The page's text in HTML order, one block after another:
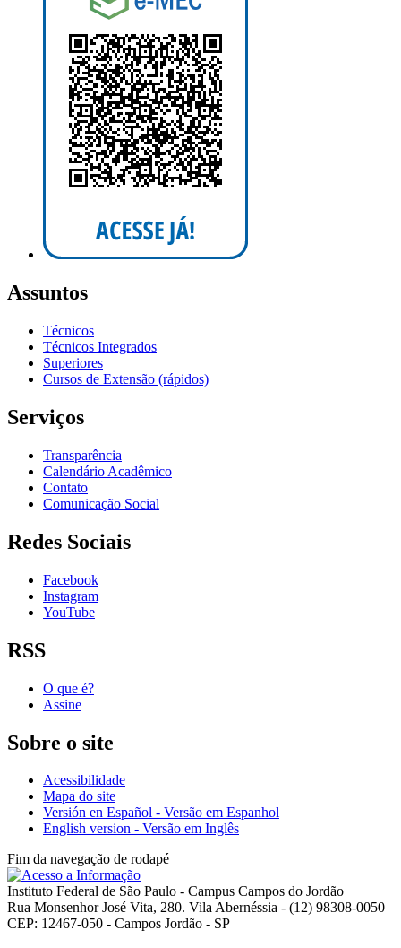
Assuntos
Técnicos
Técnicos Integrados
Superiores
Cursos de Extensão (rápidos)
Serviços
Transparência
Calendário Acadêmico
Contato
Comunicação Social
Redes Sociais
Facebook
Instagram
YouTube
RSS
O que é?
Assine
Sobre o site
Acessibilidade
Mapa do site
Versión en Español - Versão em Espanhol
English version - Versão em Inglês
Fim da navegação de rodapé
Instituto Federal de São Paulo - Campus Campos do Jordão
Rua Monsenhor José Vita, 280. Vila Abernéssia - (12) 98308-0050
CEP: 12467-050 - Campos Jordão - SP